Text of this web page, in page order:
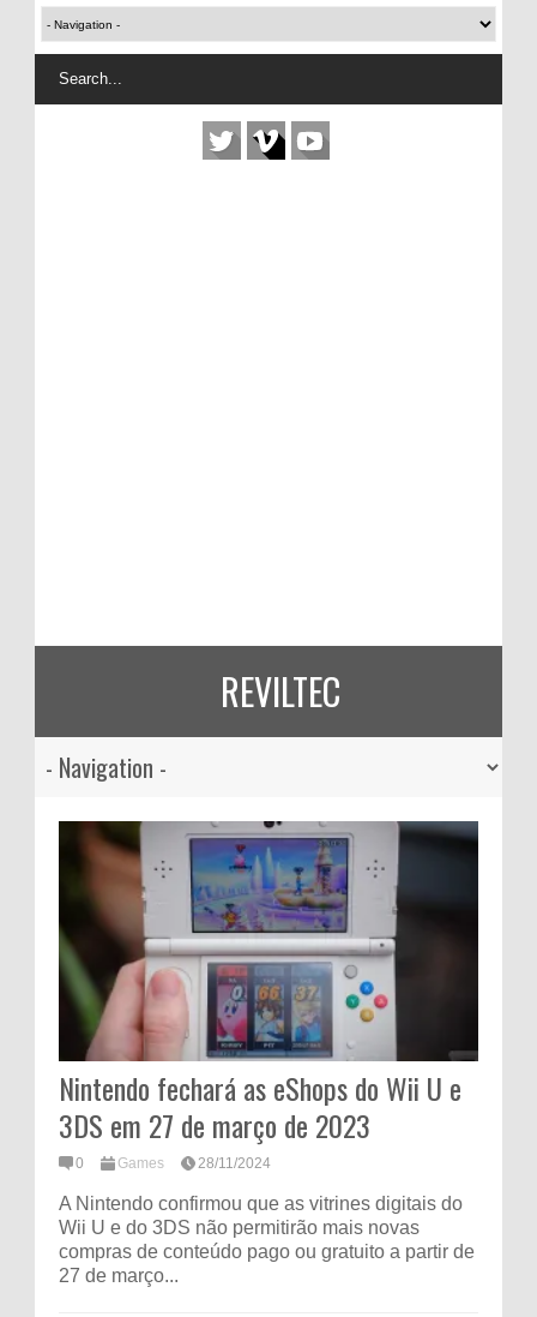
REVILTEC
Nintendo fechará as eShops do Wii U e
3DS em 27 de março de 2023
0 Games 28/11/2024
A Nintendo confirmou que as vitrines digitais do
Wii U e do 3DS não permitirão mais novas
compras de conteúdo pago ou gratuito a partir de
27 de março...